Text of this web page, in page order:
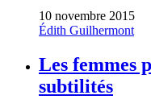
10 novembre 2015
Édith Guilhermont
Les femmes
subtilités